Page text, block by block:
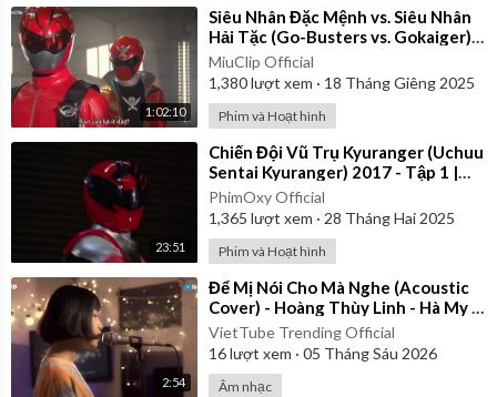
1:02:10
⁣Siêu Nhân Đặc Mệnh vs. Siêu Nhân
Hải Tặc (Go-Busters vs. Gokaiger) |
Vietsub
MiuClip Official
1,380lượt xem · 18 Tháng Giêng 2025
Phim và Hoạt hình
23:51
⁣Chiến Đội Vũ Trụ Kyuranger (Uchuu
Sentai Kyuranger) 2017 - Tập 1 |
Thuyết Minh
PhimOxy Official
1,365 lượt xem · 28 Tháng Hai 2025
Phim và Hoạt hình
2:54
⁣Để Mị Nói Cho Mà Nghe (Acoustic
Cover) - Hoàng Thùy Linh - Hà My x
Đình Duy
VietTube Trending Official
16lượt xem · 05 Tháng Sáu 2026
Âm nhạc